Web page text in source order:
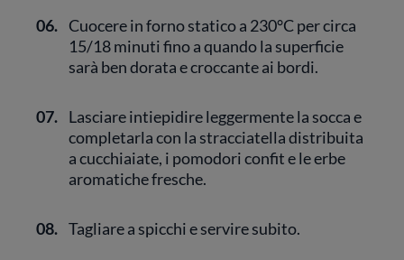
06. Cuocere in forno statico a 230°C per circa
15/18 minuti fino a quando la superficie
sarà ben dorata e croccante ai bordi.
07. Lasciare intiepidire leggermente la socca e
completarla con la stracciatella distribuita
a cucchiaiate, i pomodori confit e le erbe
aromatiche fresche.
08. Tagliare a spicchi e servire subito.